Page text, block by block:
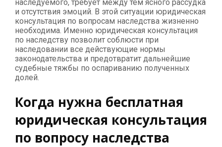
наследуемого, требует между тем ясного рассудка
и отсутствия эмоций. В этой ситуации юридическая
консультация по вопросам наследства жизненно
необходима. Именно юридическая консультация
по наследству позволит соблюсти при
наследовании все действующие нормы
законодательства и предотвратит дальнейшие
судебные тяжбы по оспариванию полученных
долей.
Когда нужна бесплатная
юридическая консультация
по вопросу наследства